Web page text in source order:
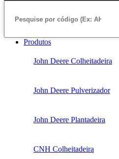
Produtos
John Deere Colheitadeira
John Deere Pulverizador
John Deere Plantadeira
CNH Colheitadeira